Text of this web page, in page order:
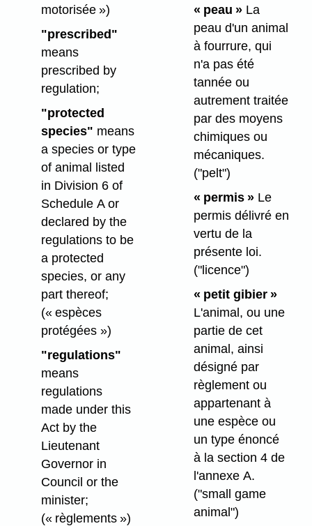
motorisée »)
"prescribed"
means
prescribed by
regulation;
"protected
species" means
a species or type
of animal listed
in Division 6 of
Schedule A or
declared by the
regulations to be
a protected
species, or any
part thereof;
(« espèces
protégées »)
"regulations"
means
regulations
made under this
Act by the
Lieutenant
Governor in
Council or the
minister;
(« règlements »)
« peau »La
peau d'un animal
à fourrure, qui
n'a pas été
tannée ou
autrement traitée
par des moyens
chimiques ou
mécaniques.
("pelt")
« permis »Le
permis délivré en
vertu de la
présente loi.
("licence")
« petit gibier »
L'animal, ou une
partie de cet
animal, ainsi
désigné par
règlement ou
appartenant à
une espèce ou
un type énoncé
à la section 4 de
l'annexe A.
("small game
animal")